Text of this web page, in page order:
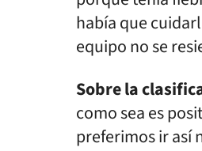
había que
equipo no se
Sobre la
como sea es
preferimos ir así